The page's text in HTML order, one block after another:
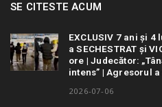
SE CITESTE ACUM
EXCLUSIV 7 ani și
a SECHESTRAT și
ore | Judecător:
intens” | Agresorul
2026-07-06